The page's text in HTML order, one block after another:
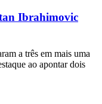
Ibrahimovic
a três em mais uma
ao apontar dois